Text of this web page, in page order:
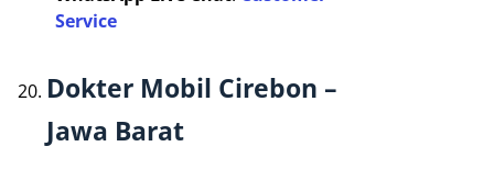
Service
Dokter Mobil Cirebon –
Jawa Barat